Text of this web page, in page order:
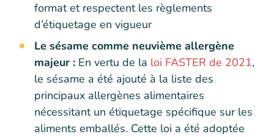
format et respectent les règlements
d’étiquetage en vigueur
Le sésame comme neuvième allergène
majeur : En vertu de la loi FASTER de 2021,
le sésame a été ajouté à la liste des
principaux allergènes alimentaires
nécessitant un étiquetage spécifique sur les
aliments emballés. Cette loi a été adoptée